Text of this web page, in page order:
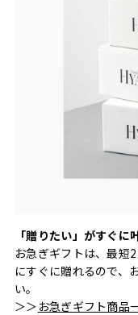
「贈りたい」がすぐに
お急ぎギフトは、最短
にすぐに贈れるので、
い。
＞＞ お急ぎギフト商品